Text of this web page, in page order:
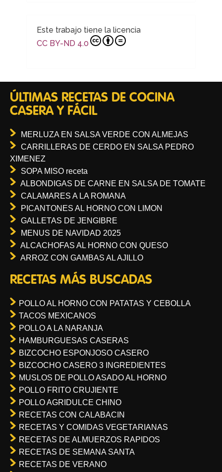
Este trabajo tiene la licencia
CC BY-ND 4.0
ÚLTIMAS RECETAS DE COCINA
CASERA Y FÁCIL
MERLUZA EN SALSA VERDE CON ALMEJAS
CARRILLERAS DE CERDO EN SALSA PEDRO
XIMENEZ
SOPA MISO receta
ALBONDIGAS DE CARNE EN SALSA DE TOMATE
CALAMARES A LA ROMANA
PICANTONES AL HORNO CON LIMON
GALLETAS DE JENGIBRE
MENUS DE NAVIDAD 2025
ALCACHOFAS AL HORNO CON QUESO
ARROZ CON GAMBAS AL AJILLO
RECETAS MÁS BUSCADAS
POLLO AL HORNO CON PATATAS Y CEBOLLA
TACOS MEXICANOS
POLLO A LA NARANJA
HAMBURGUESAS CASERAS
BIZCOCHO ESPONJOSO CASERO
BIZCOCHO CASERO 3 INGREDIENTES
MUSLOS DE POLLO ASADO AL HORNO
POLLO FRITO CRUJIENTE
POLLO AGRIDULCE CHINO
RECETAS CON CALABACIN
RECETAS Y COMIDAS VEGETARIANAS
RECETAS DE ALMUERZOS RAPIDOS
RECETAS DE SEMANA SANTA
RECETAS DE VERANO